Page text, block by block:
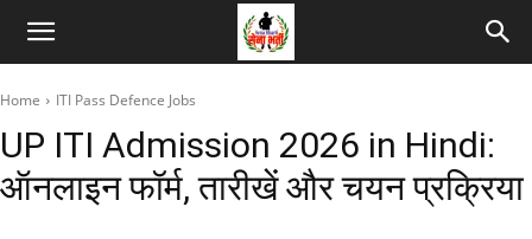
Home ITI Pass Defence Jobs
UP ITI Admission 2026 in Hindi:
ऑनलाइन फॉर्म, तारीखें और चयन प्रक्रिया